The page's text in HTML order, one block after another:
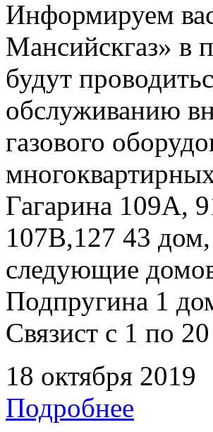
Информируем
Мансийскгаз» в
будут
обслуживанию
газового
Гагарина 109А,
107В,127 43
следующие
Подпругина 1
Связист с 1 по
18 октября 2019
Подробнее